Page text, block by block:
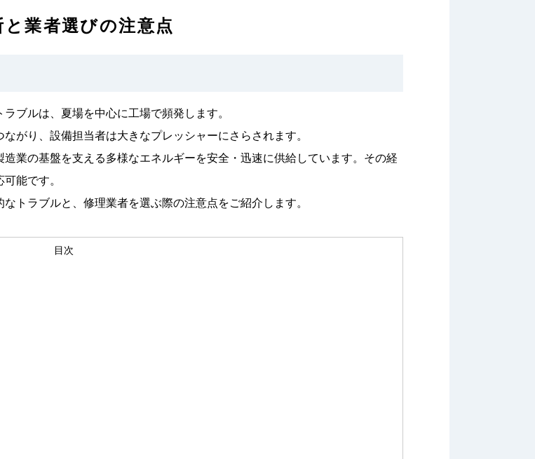
業者選びの注意点
ブルは、夏場を中心に工場で頻発します。
がり、設備担当者は大きなプレッシャーにさらされます。
業の基盤を支える多様なエネルギーを安全・迅速に供給しています。その経
能です。
トラブルと、修理業者を選ぶ際の注意点をご紹介します。
目次